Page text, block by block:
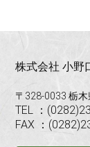
株式会社 小野
〒328-0033 栃
TEL ：
FAX ：